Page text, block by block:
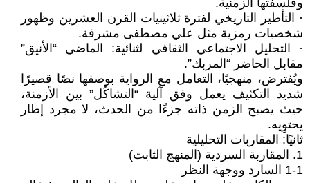
وفلسفتها الزمنية.
· التأطير التاريخي لفترة ثلاثينيات القرن العشرين وظهور
شخصيات رمزية مثل علي مصطفى مشرفة.
· التحليل الاجتماعي الثقافي لثنائية: الماضي “الأنيق”
مقابل الحاضر “المربك”.
ويُفترض، منهجيًا، التعامل مع الرواية بوصفها نصًا قصيرًا
شديد التكثيف يعمل وفق آلية “التشاكُل” بين الأزمنة،
حيث يصبح الزمن ذاته جزءًا من الحدث، لا مجرد إطار
يحتوِيه.
ثانيًا: المقاربات التحليلية
1. المقاربة السردية (المنهج الثابت)
1-1 السارد ووجهة النظر